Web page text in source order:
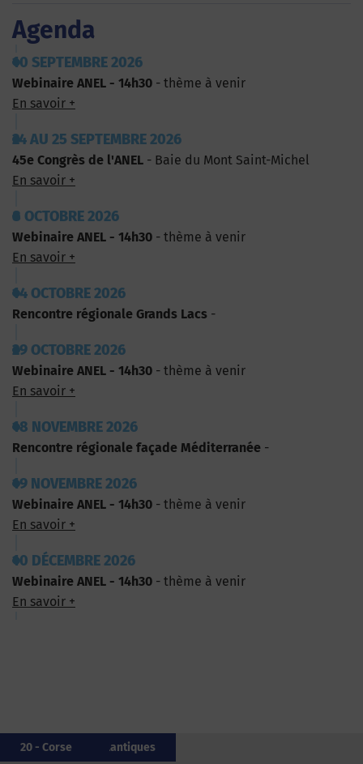
Agenda
10 SEPTEMBRE 2026
Webinaire ANEL - 14h30 - thème à venir
En savoir +
24 AU 25 SEPTEMBRE 2026
45e Congrès de l'ANEL - Baie du Mont Saint-Michel
En savoir +
8 OCTOBRE 2026
Webinaire ANEL - 14h30 - thème à venir
En savoir +
14 OCTOBRE 2026
Rencontre régionale Grands Lacs -
29 OCTOBRE 2026
Webinaire ANEL - 14h30 - thème à venir
En savoir +
18 NOVEMBRE 2026
Rencontre régionale façade Méditerranée -
19 NOVEMBRE 2026
Webinaire ANEL - 14h30 - thème à venir
En savoir +
10 DÉCEMBRE 2026
Webinaire ANEL - 14h30 - thème à venir
En savoir +
85 - Vendée
20 - Corse
56 - Morbihan
85 - Vendée
33 - Gironde
17 - Charente-Maritime
85 - Vendée
64 - Pyrénées-Atlantiques
14 - Calvados
20 - Corse